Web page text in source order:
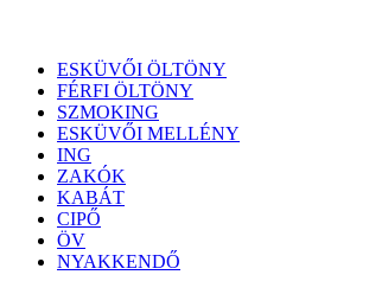
ESKÜVŐI ÖLTÖNY
FÉRFI ÖLTÖNY
SZMOKING
ESKÜVŐI MELLÉNY
ING
ZAKÓK
KABÁT
CIPŐ
ÖV
NYAKKENDŐ